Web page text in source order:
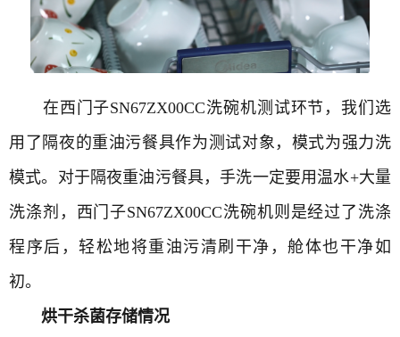
在西门子SN67ZX00CC洗碗机测试环节，我们选
用了隔夜的重油污餐具作为测试对象，模式为强力洗
模式。对于隔夜重油污餐具，手洗一定要用温水+大量
洗涤剂，西门子SN67ZX00CC洗碗机则是经过了洗涤
程序后，轻松地将重油污清刷干净，舱体也干净如
初。
烘干杀菌存储情况